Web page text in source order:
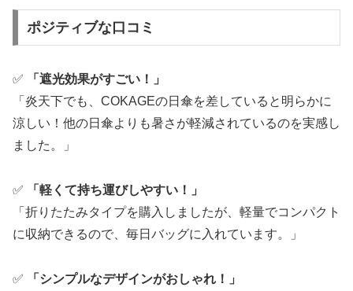
ポジティブな口コミ
✅
「遮光効果がすごい！」
「炎天下でも、COKAGEの日傘を差していると明らかに
涼しい！他の日傘よりも暑さが軽減されているのを実感し
ました。」
✅
「軽くて持ち運びしやすい！」
「折りたたみタイプを購入しましたが、軽量でコンパクト
に収納できるので、毎日バッグに入れています。」
✅
「シンプルなデザインがおしゃれ！」